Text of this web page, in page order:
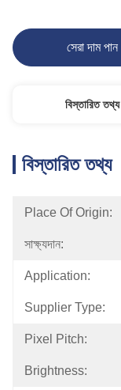
সেরা দাম পান
বিস্তারিত তথ্য
বিস্তারিত তথ্য
Place Of Origin:
সাক্ষ্যদান:
Application:
Supplier Type:
Pixel Pitch:
Brightness: